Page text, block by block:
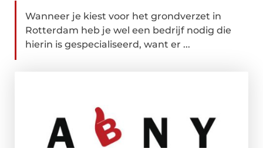
Wanneer je kiest voor het grondverzet in
Rotterdam heb je wel een bedrijf nodig die
hierin is gespecialiseerd, want er ...